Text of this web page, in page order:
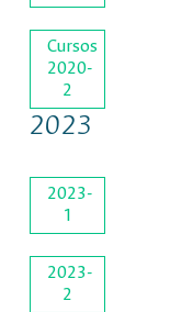
Cursos
2020-
2
2023
2023-
1
2023-
2